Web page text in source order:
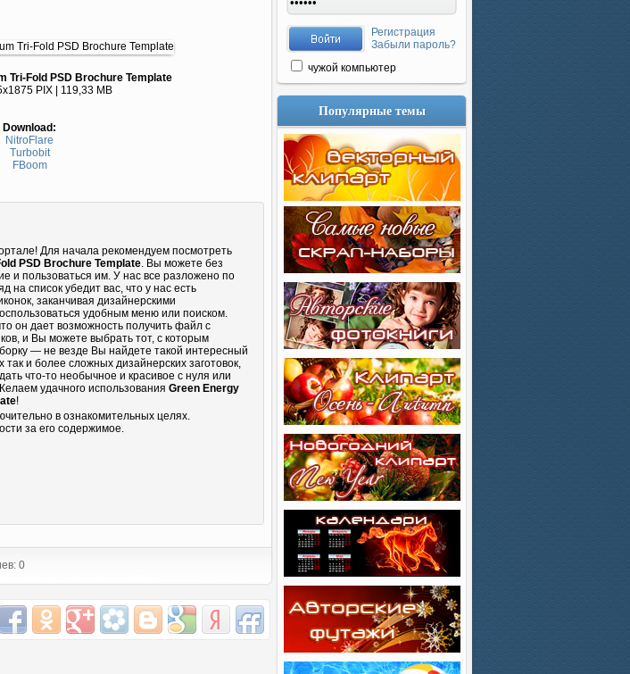
Tri-Fold PSD Brochure Template
PIX | 119,33 MB
Download:
NitroFlare
Turbobit
FBoom
Для начала рекомендуем посмотреть
PSD Brochure Template. Вы можете без
и пользоваться им. У нас все разложено по
на список убедит вас, что у нас есть
заканчивая дизайнерскими
удобным меню или поиском.
он дает возможность получить файл с
и Вы можете выбрать тот, с которым
— не везде Вы найдете такой интересный
и более сложных дизайнерских заготовок,
что-то необычное и красивое с нуля или
удачного использования Green Energy
!
в ознакомительных целях.
за его содержимое.
0
Регистрация
Забыли пароль?
чужой компьютер
Популярные темы